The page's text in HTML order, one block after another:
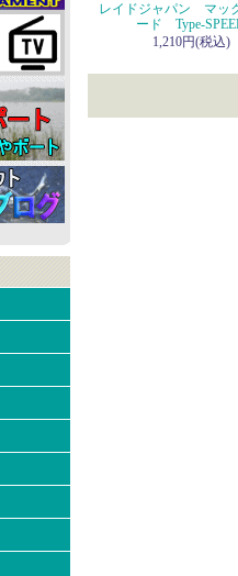
レイドジャパン マッ
ード Type-
1,210円(税込)